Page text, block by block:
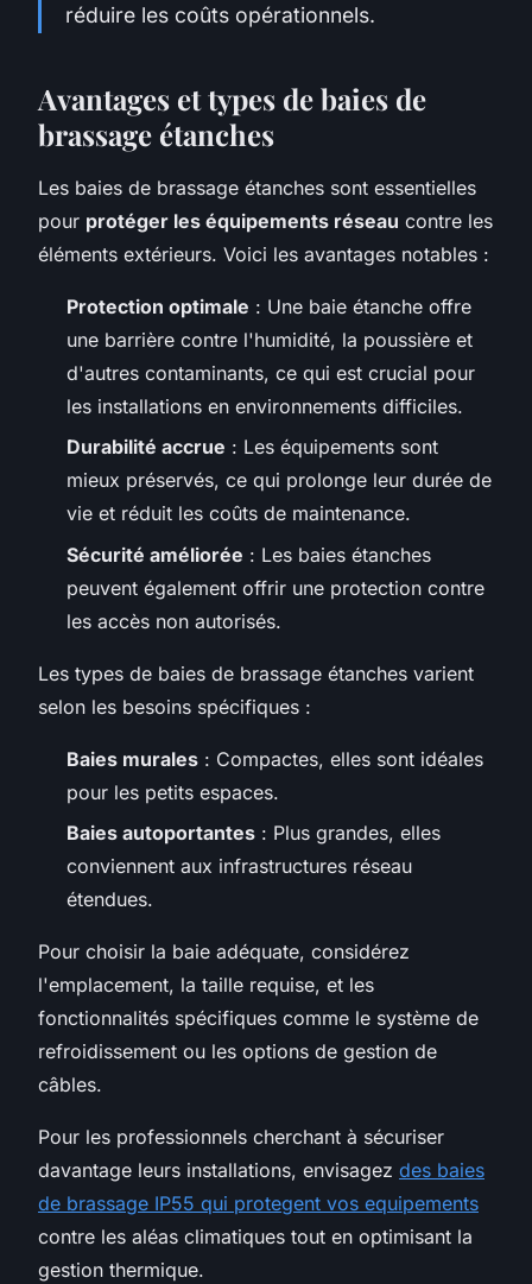
réduire les coûts opérationnels.
Avantages et types de baies de
brassage étanches
Les baies de brassage étanches sont essentielles
pour protéger les équipements réseau contre les
éléments extérieurs. Voici les avantages notables :
Protection optimale : Une baie étanche offre
une barrière contre l'humidité, la poussière et
d'autres contaminants, ce qui est crucial pour
les installations en environnements difficiles.
Durabilité accrue : Les équipements sont
mieux préservés, ce qui prolonge leur durée de
vie et réduit les coûts de maintenance.
Sécurité améliorée : Les baies étanches
peuvent également offrir une protection contre
les accès non autorisés.
Les types de baies de brassage étanches varient
selon les besoins spécifiques :
Baies murales : Compactes, elles sont idéales
pour les petits espaces.
Baies autoportantes : Plus grandes, elles
conviennent aux infrastructures réseau
étendues.
Pour choisir la baie adéquate, considérez
l'emplacement, la taille requise, et les
fonctionnalités spécifiques comme le système de
refroidissement ou les options de gestion de
câbles.
Pour les professionnels cherchant à sécuriser
davantage leurs installations, envisagez des baies
de brassage IP55 qui protegent vos equipements
contre les aléas climatiques tout en optimisant la
gestion thermique.